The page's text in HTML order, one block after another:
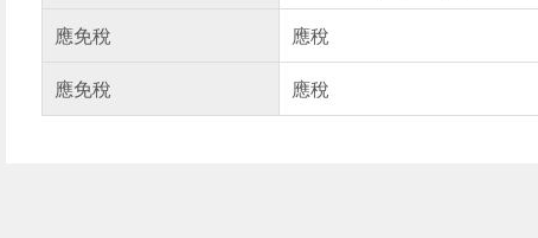
應免稅
應稅
應免稅
應稅